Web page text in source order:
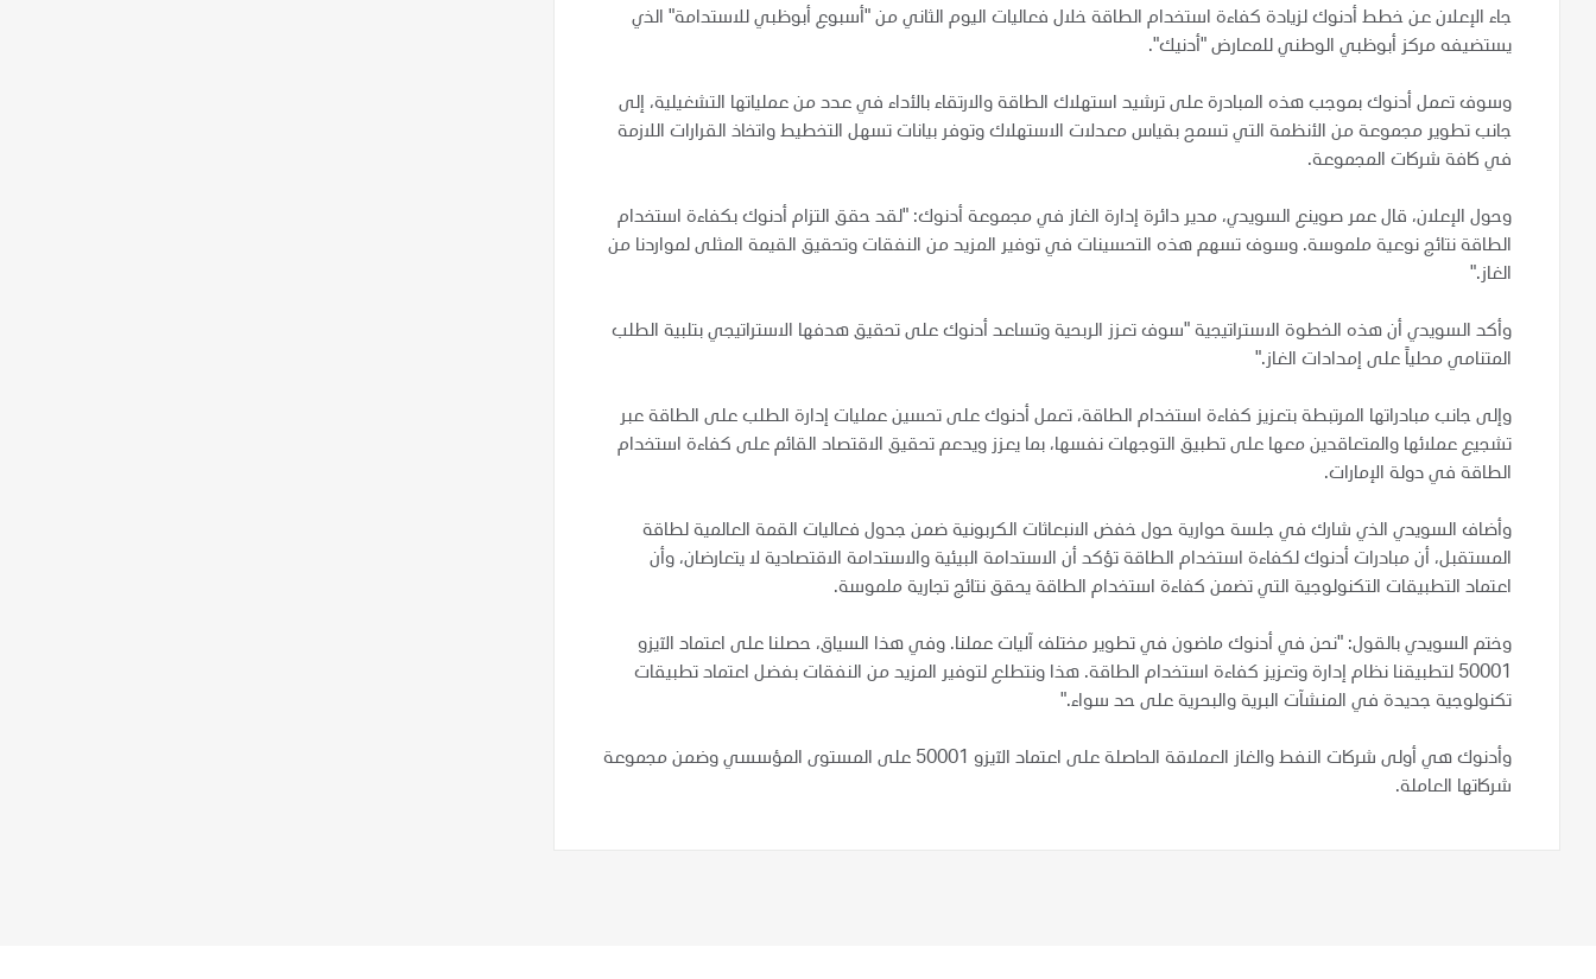
جاء الإعلان عن خطط أدنوك لزيادة كفاءة استخدام الطاقة خلال فعاليات اليوم الثاني من "أسبوع أبوظبي للاستدامة" الذي
يستضيفه مركز أبوظبي الوطني للمعارض "أدنيك".
وسوف تعمل أدنوك بموجب هذه المبادرة على ترشيد استهلاك الطاقة والارتقاء بالأداء في عدد من عملياتها التشغيلية، إلى
جانب تطوير مجموعة من الأنظمة التي تسمح بقياس معدلات الاستهلاك وتوفر بيانات تسهل التخطيط واتخاذ القرارات اللازمة
في كافة شركات المجموعة.
وحول الإعلان، قال عمر صوينع السويدي، مدير دائرة إدارة الغاز في مجموعة أدنوك: "لقد حقق التزام أدنوك بكفاءة استخدام
الطاقة نتائج نوعية ملموسة. وسوف تسهم هذه التحسينات في توفير المزيد من النفقات وتحقيق القيمة المثلى لمواردنا من
الغاز."
وأكد السويدي أن هذه الخطوة الاستراتيجية "سوف تعزز الربحية وتساعد أدنوك على تحقيق هدفها الاستراتيجي بتلبية الطلب
المتنامي محلياً على إمدادات الغاز."
وإلى جانب مبادراتها المرتبطة بتعزيز كفاءة استخدام الطاقة، تعمل أدنوك على تحسين عمليات إدارة الطلب على الطاقة عبر
تشجيع عملائها والمتعاقدين معها على تطبيق التوجهات نفسها، بما يعزز ويدعم تحقيق الاقتصاد القائم على كفاءة استخدام
الطاقة في دولة الإمارات.
وأضاف السويدي الذي شارك في جلسة حوارية حول خفض الانبعاثات الكربونية ضمن جدول فعاليات القمة العالمية لطاقة
المستقبل، أن مبادرات أدنوك لكفاءة استخدام الطاقة تؤكد أن الاستدامة البيئية والاستدامة الاقتصادية لا يتعارضان، وأن
اعتماد التطبيقات التكنولوجية التي تضمن كفاءة استخدام الطاقة يحقق نتائج تجارية ملموسة.
وختم السويدي بالقول: "نحن في أدنوك ماضون في تطوير مختلف آليات عملنا. وفي هذا السياق، حصلنا على اعتماد الآيزو
50001 لتطبيقنا نظام إدارة وتعزيز كفاءة استخدام الطاقة. هذا ونتطلع لتوفير المزيد من النفقات بفضل اعتماد تطبيقات
تكنولوجية جديدة في المنشآت البرية والبحرية على حد سواء."
وأدنوك هي أولى شركات النفط والغاز العملاقة الحاصلة على اعتماد الآيزو 50001 على المستوى المؤسسي وضمن مجموعة
شركاتها العاملة.